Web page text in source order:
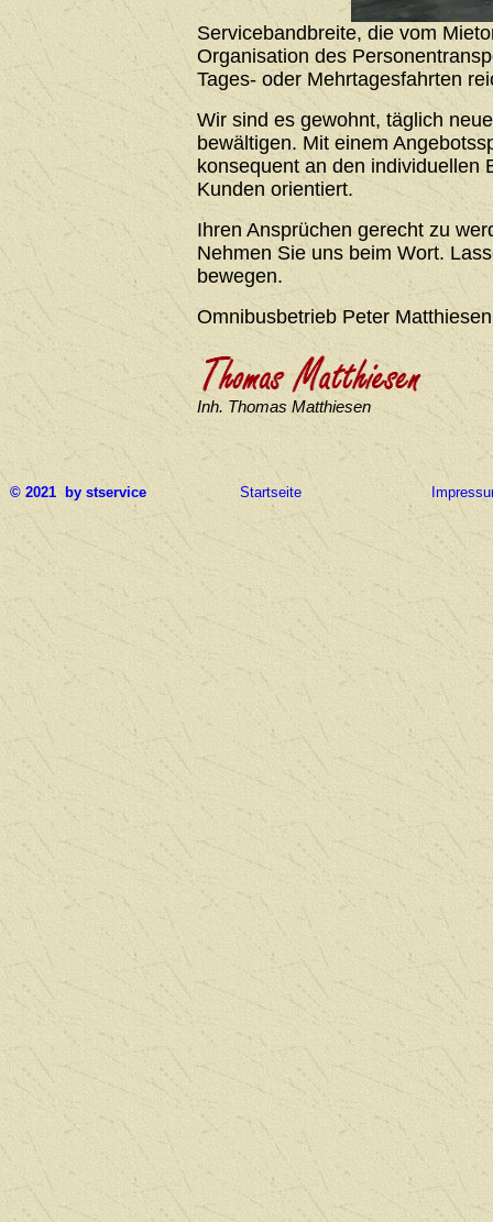
Servicebandbreite, die vom
Organisation des
Tages- oder Mehrtagesfahrten
Wir sind es gewohnt, täglich
bewältigen. Mit einem
konsequent an den individuellen
Kunden orientiert.
Ihren Ansprüchen gerecht zu
Nehmen Sie uns beim Wort.
bewegen.
Omnibusbetrieb Peter Matthiesen
Inh. Thomas Matthiesen
© 2021 by stservice Startseite